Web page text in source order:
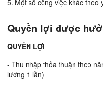
5. Một số công việc khác theo
Quyền lợi được
QUYỀN LỢI
- Thu nhập thỏa thuận theo
lương 1 lần)